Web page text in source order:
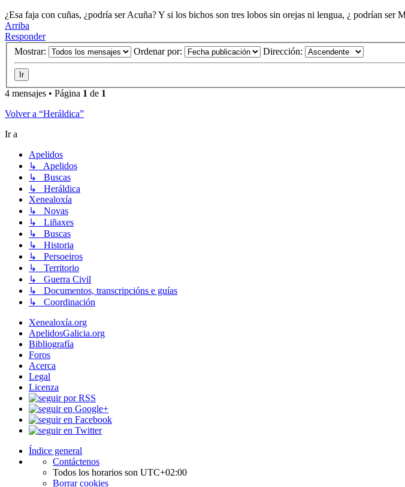
¿Esa faja con cuñas, ¿podría ser Acuña? Y si los bichos son tres lobos sin orejas ni lengua, ¿ podrían
Arriba
Responder
Mostrar:
Ordenar por: Dirección:
4 mensajes • Página 1 de 1
Volver a “Heráldica”
Ir a
Apelidos
↳ Apelidos
↳ Buscas
↳ Heráldica
Xenealoxía
↳ Novas
↳ Liñaxes
↳ Buscas
↳ Historia
↳ Persoeiros
↳ Territorio
↳ Guerra Civil
↳ Documentos, transcripcións e guías
↳ Coordinación
Xenealoxía.org
ApelidosGalicia.org
Bibliografía
Foros
Acerca
Legal
Licenza
Índice general
Contáctenos
Todos los horarios son UTC+02:00
Borrar cookies